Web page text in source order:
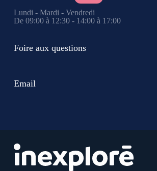
Lundi - Mardi - Vendredi
De 09:00 à 12:30 - 14:00 à 17:00
Foire aux questions
Email